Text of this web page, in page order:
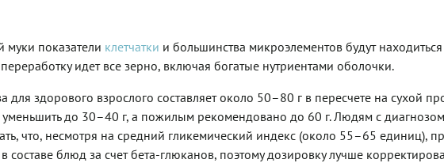
показатели клетчатки и большинства микроэлементов будут
идет все зерно, включая богатые нутриентами оболочки.
для здорового взрослого составляет около 50–80 г в пересчете на сухой
до 30–40 г, а пожилым рекомендовано до 60 г. Людям с
что, несмотря на средний гликемический индекс (около 55–65 единиц),
составе блюд за счет бета-глюканов, поэтому дозировку лучше